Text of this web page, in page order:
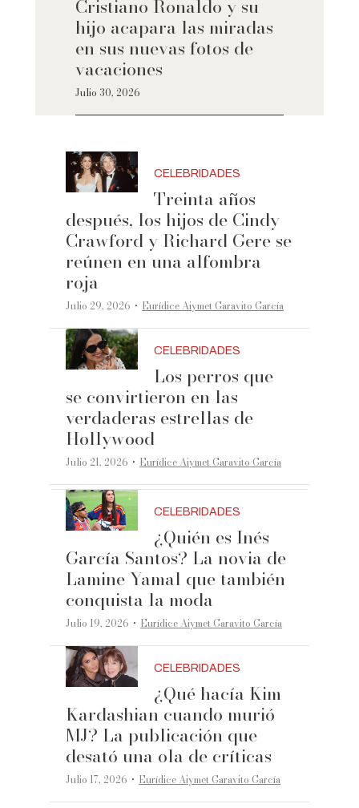
Cristiano Ronaldo y su
hijo acapara las miradas
en sus nuevas fotos de
vacaciones
Julio 30, 2026
CELEBRIDADES
Treinta años
después, los hijos de Cindy
Crawford y Richard Gere se
reúnen en una alfombra
roja
Julio 29, 2026 ·Eurídice Aiymet Garavito García
CELEBRIDADES
Los perros que
se convirtieron en las
verdaderas estrellas de
Hollywood
Julio 21, 2026 ·Eurídice Aiymet Garavito García
CELEBRIDADES
¿Quién es Inés
García Santos? La novia de
Lamine Yamal que también
conquista la moda
Julio 19, 2026 ·Eurídice Aiymet Garavito García
CELEBRIDADES
¿Qué hacía Kim
Kardashian cuando murió
MJ? La publicación que
desató una ola de críticas
Julio 17, 2026 ·Eurídice Aiymet Garavito García